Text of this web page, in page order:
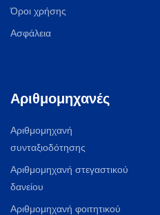
Όροι χρήσης
Ασφάλεια
Αριθμομηχανές
Αριθμομηχανή
συνταξιοδότησης
Αριθμομηχανή στεγαστικού
δανείου
Αριθμομηχανή φοιτητικού